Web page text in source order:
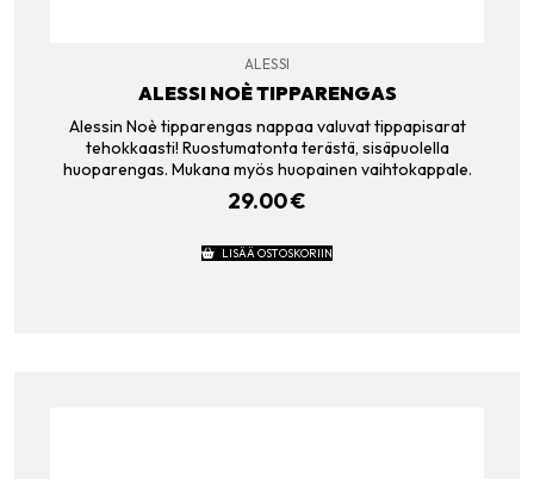
ALESSI
ALESSI NOÈ TIPPARENGAS
Alessin Noè tipparengas nappaa valuvat tippapisarat
tehokkaasti! Ruostumatonta terästä, sisäpuolella
huoparengas. Mukana myös huopainen vaihtokappale.
29.00€
LISÄÄ OSTOSKORIIN